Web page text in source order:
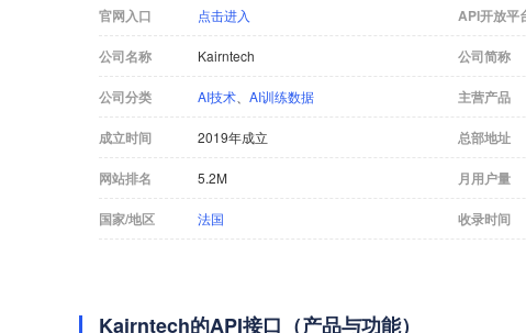
官网入口 点击进入 API开放平
公司名称 Kairntech 公司简称
公司分类 AI技术 AI训练数据 主营产品
成立时间 2019年成立 总部地址
网站排名 5.2M 月用户量
国家/地区 法国 收录时间
Kairntech的API接口（产品与功能）